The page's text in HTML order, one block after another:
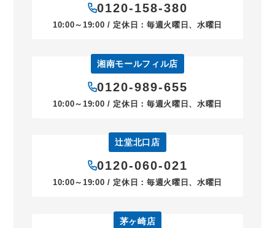
0120-158-380
10:00～19:00 / 定休日：毎週火曜日、水曜日
湘南モールフィル店
0120-989-655
10:00～19:00 / 定休日：毎週火曜日、水曜日
辻堂北口店
0120-060-021
10:00～19:00 / 定休日：毎週火曜日、水曜日
茅ヶ崎店